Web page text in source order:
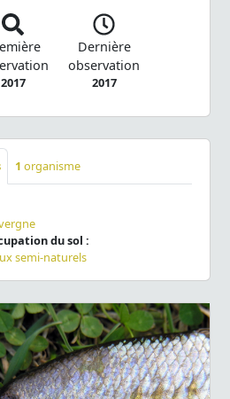
2017
Dernière
observation
2017
1 organisme
du sol :
semi-naturels